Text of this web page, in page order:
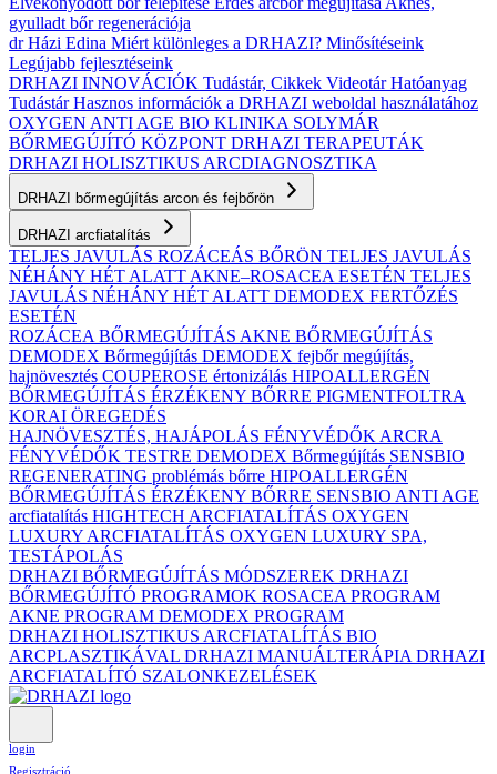
gyulladt bőr regenerációja
dr Házi Edina Miért különleges a DRHAZI? Minősítéseink
Legújabb fejlesztéseink
DRHAZI INNOVÁCIÓK Tudástár, Cikkek VideotárHatóanyag
TudástárHasznos információk a DRHAZI weboldal használatához
OXYGEN ANTI AGE BIO KLINIKA SOLYMÁR
BŐRMEGÚJÍTÓ KÖZPONT DRHAZI TERAPEUTÁK
DRHAZI HOLISZTIKUS ARCDIAGNOSZTIKA
DRHAZI bőrmegújítás arcon és fejbőrön
DRHAZI arcfiatalítás
TELJES JAVULÁS ROZÁCEÁS BŐRÖN TELJES JAVULÁS
NÉHÁNY HÉT ALATT AKNE–ROSACEA ESETÉN TELJES
JAVULÁS NÉHÁNY HÉT ALATT DEMODEX FERTŐZÉS
ESETÉN
ROZÁCEA BŐRMEGÚJÍTÁS AKNE BŐRMEGÚJÍTÁS
DEMODEX Bőrmegújítás DEMODEX fejbőr megújítás,
hajnövesztés COUPEROSE értonizálás HIPOALLERGÉN
BŐRMEGÚJÍTÁS ÉRZÉKENY BŐRRE PIGMENTFOLTRA
KORAI ÖREGEDÉS
HAJNÖVESZTÉS, HAJÁPOLÁS FÉNYVÉDŐK ARCRA
FÉNYVÉDŐK TESTRE DEMODEX Bőrmegújítás SENSBIO
REGENERATING problémás bőrre HIPOALLERGÉN
BŐRMEGÚJÍTÁS ÉRZÉKENY BŐRRE SENSBIO ANTI AGE
arcfiatalítás HIGHTECH ARCFIATALÍTÁS OXYGEN
LUXURY ARCFIATALÍTÁS OXYGEN LUXURY SPA,
TESTÁPOLÁS
DRHAZI BŐRMEGÚJÍTÁS MÓDSZEREK DRHAZI
BŐRMEGÚJÍTÓ PROGRAMOK ROSACEA PROGRAM
AKNE PROGRAM DEMODEX PROGRAM
DRHAZI HOLISZTIKUS ARCFIATALÍTÁS BIO
ARCPLASZTIKÁVAL DRHAZI MANUÁLTERÁPIA DRHAZI
ARCFIATALÍTÓ SZALONKEZELÉSEK
login
Regisztráció